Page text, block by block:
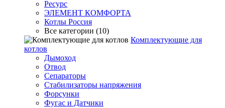
Ресурс
ЭЛЕМЕНТ КОМФОРТА
Котлы Россия
Все категории (10)
Комплектующие для
котлов
Дымоход
Отвод
Сепараторы
Стабилизаторы напряжения
Форсунки
Фугас и Датчики